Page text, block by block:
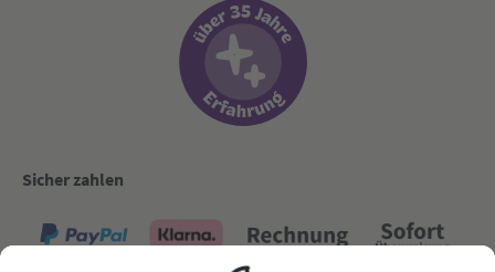
Sicher zahlen